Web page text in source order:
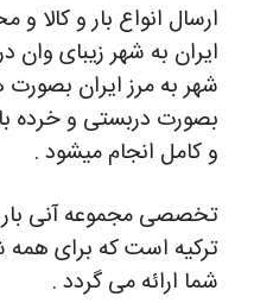
ارسال انواع بار و کالا
ایران به شهر زیبای وان
شهر به مرز ایران
بصورت دربستی و خرده
و کامل انجام میشود .
تخصصی مجموعه آنی بار
ترکیه است که برای
شما ارائه می گردد .